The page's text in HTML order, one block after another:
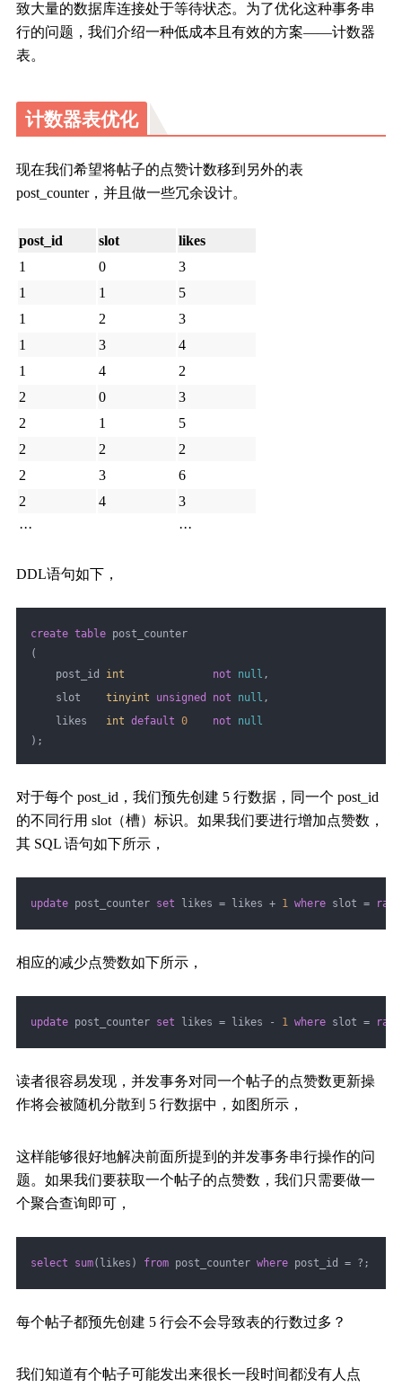
致大量的数据库连接处于等待状态。为了优化这种事务串
行的问题，我们介绍一种低成本且有效的方案——计数器
表。
计数器表优化
现在我们希望将帖子的点赞计数移到另外的表
post_counter，并且做一些冗余设计。
post_id slot
likes
1
0
3
1
1
5
1
2
3
1
3
4
1
4
2
2
0
3
2
1
5
2
2
2
2
3
6
2
4
3
···
···
DDL语句如下，
create table post_counter
(
post_id int not null ,
slot tinyint unsigned not null ,
likes int default 0 not
null
);
对于每个 post_id，我们预先创建 5 行数据，同一个 post_id
的不同行用 slot（槽）标识。如果我们要进行增加点赞数，
其 SQL 语句如下所示，
update post_counter set likes = likes + 1 where slot = rand
相应的减少点赞数如下所示，
update post_counter set likes = likes - 1 where slot = rand
读者很容易发现，并发事务对同一个帖子的点赞数更新操
作将会被随机分散到 5 行数据中，如图所示，
这样能够很好地解决前面所提到的并发事务串行操作的问
题。如果我们要获取一个帖子的点赞数，我们只需要做一
个聚合查询即可，
select sum(likes) from post_counter where post_id = ?;
每个帖子都预先创建 5 行会不会导致表的行数过多？
我们知道有个帖子可能发出来很长一段时间都没有人点